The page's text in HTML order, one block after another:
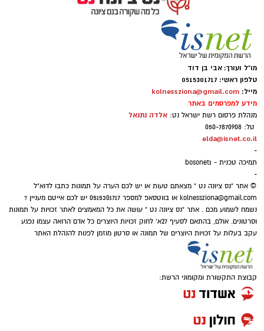
מו"ל ועורך: אבי בן דוד
טלפון ראשי: 0515301717
מייל: kolnessziona@gmail.com
מידע למפרסמים באתר
מנהלת פרסום רשת ישראל נט: אלדה נתנאל
טל: 050-7870908
elda@isnet.co.il
-
תמיכה טכנית - bosonet1
-
© אתר "נס ציונה נט " מצאתם טעות או יש לכם הערה על תמונות כתבו לדוא"ל
kolnessziona@gmail.com
או בווטסאפ למספר 0515301717 יש לכם אייטם מעניין ?
נשמח לשמוע מכם . אתר "נס ציונה נט " עושה את כל המאמצים לאתר זכויות על תמונות
וסרטונים. אולם, בהתאם לסעיף 27א' לחוק זכויות היוצרים כל אדם הרואה עצמו נפגע
עקב בעלות על זכויות היוצרים של תמונה או סרטון מוזמן לפנות להנהלת האתר
קבוצת התקשורת ומקומוני הרשת: